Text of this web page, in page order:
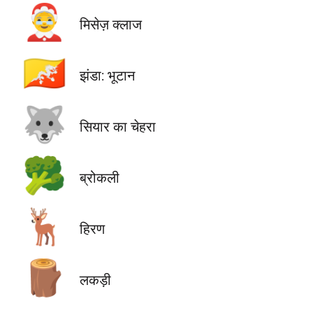
🤶 मिसेज़ क्लाज
🇧🇹 झंडा: भूटान
🐺 सियार का चेहरा
🥦 ब्रोकली
🦌 हिरण
🪵 लकड़ी